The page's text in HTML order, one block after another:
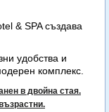
& SPA създава
удобства и
комплекс.
в двойна стая.